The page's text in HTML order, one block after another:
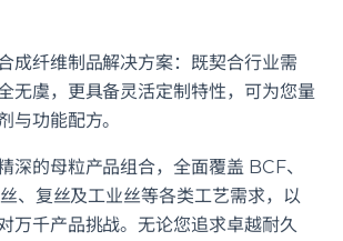
成纤维制品解决方案：既契合行业需
无虞，更具备灵活定制特性，可为您量
与功能配方。
深的母粒产品组合，全面覆盖 BCF、
、复丝及工业丝等各类工艺需求，以
万千产品挑战。无论您追求卓越耐久